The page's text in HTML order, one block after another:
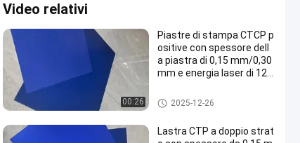
Video relativi
00:26
Piastre di stampa CTCP p
ositive con spessore dell
a piastra di 0,15 mm/0,30
mm e energia laser di 120
80000 stampe
Clichè di CTCP
2025-12-26
Lastra CTP a doppio strat